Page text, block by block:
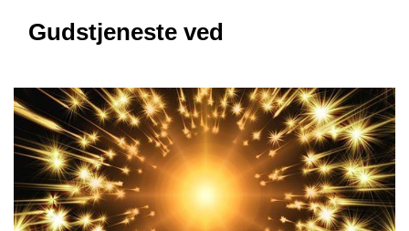
Gudstjeneste ved